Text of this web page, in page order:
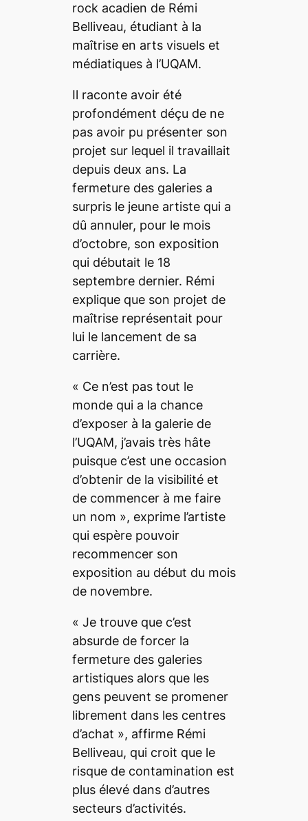
rock acadien de Rémi
Belliveau, étudiant à la
maîtrise en arts visuels et
médiatiques à l’UQAM.
Il raconte avoir été
profondément déçu de ne
pas avoir pu présenter son
projet sur lequel il travaillait
depuis deux ans. La
fermeture des galeries a
surpris le jeune artiste qui a
dû annuler, pour le mois
d’octobre, son exposition
qui débutait le 18
septembre dernier. Rémi
explique que son projet de
maîtrise représentait pour
lui le lancement de sa
carrière.
« Ce n’est pas tout le
monde qui a la chance
d’exposer à la galerie de
l’UQAM, j’avais très hâte
puisque c’est une occasion
d’obtenir de la visibilité et
de commencer à me faire
un nom », exprime l’artiste
qui espère pouvoir
recommencer son
exposition au début du mois
de novembre.
« Je trouve que c’est
absurde de forcer la
fermeture des galeries
artistiques alors que les
gens peuvent se promener
librement dans les centres
d’achat », affirme Rémi
Belliveau, qui croit que le
risque de contamination est
plus élevé dans d’autres
secteurs d’activités.